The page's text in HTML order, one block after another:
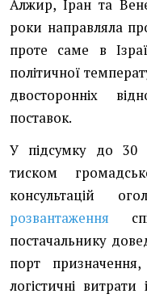
Алжир, Іран та
роки направляла
проте саме в
політичної
двосторонніх
поставок.
У підсумку до 30
тиском
консультацій
розвантаження
постачальнику
порт
логістичні